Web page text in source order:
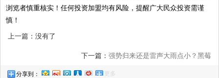
浏览者慎重核实！任何投资加盟均有风险，提醒广大民众投资需谨
慎！
上一篇：没有了
下一篇： 强势归来还是雷声大雨点小？黑莓
分享到： 更多